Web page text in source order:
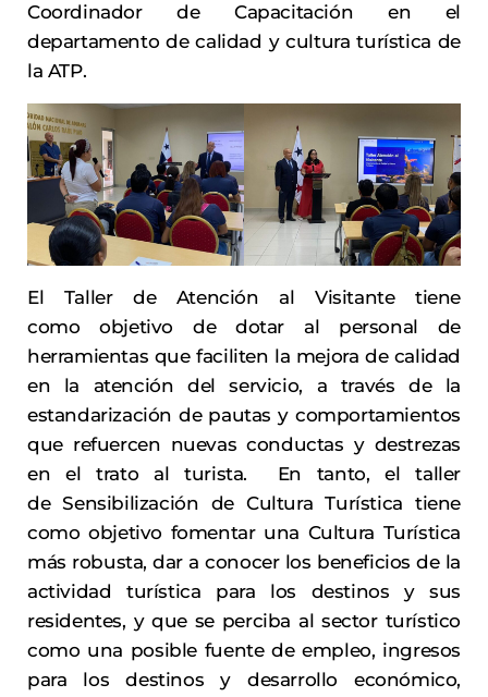
Coordinador de Capacitación en el
departamento de calidad y cultura turística de
la ATP.
El Taller de Atención al Visitante tiene
como objetivo de dotar al personal de
herramientas que faciliten la mejora de calidad
en la atención del servicio, a través de la
estandarización de pautas y comportamientos
que refuercen nuevas conductas y destrezas
en el trato al turista. En tanto, el taller
de Sensibilización de Cultura Turística tiene
como objetivo fomentar una Cultura Turística
más robusta, dar a conocer los beneficios de la
actividad turística para los destinos y sus
residentes, y que se perciba al sector turístico
como una posible fuente de empleo, ingresos
para los destinos y desarrollo económico,